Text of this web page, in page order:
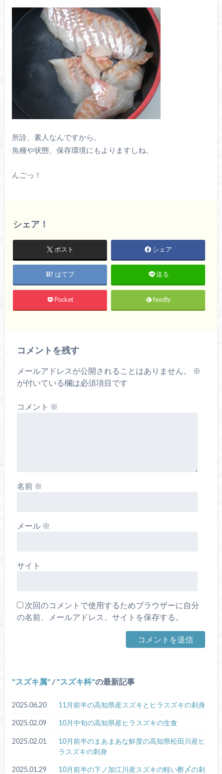
所詮、素人なんですから。
魚種や状態、保存環境にもよりますしね。
んごっ！
シェア！
ポスト シェア
はてブ 送る
Pocket feedly
コメントを残す
メールアドレスが公開されることはありません。
※
が付いている欄は必須項目です
コメント ※
名前 ※
メール ※
サイト
次回のコメントで使用するためブラウザーに自分
の名前、メールアドレス、サイトを保存する。
スズキ属 / スズキ科 の最新記事
2025.06.20 11月前半の高知県産スズキとヒラスズキの刺身
2025.02.09 10月中旬の高知県産ヒラスズキの生食
2025.02.01
10月前半のまあまあな鮮度の高知県松田川産ヒ
ラスズキの刺身
2025.01.29
10月前半の下ノ加江川産スズキの軽い酢〆の刺